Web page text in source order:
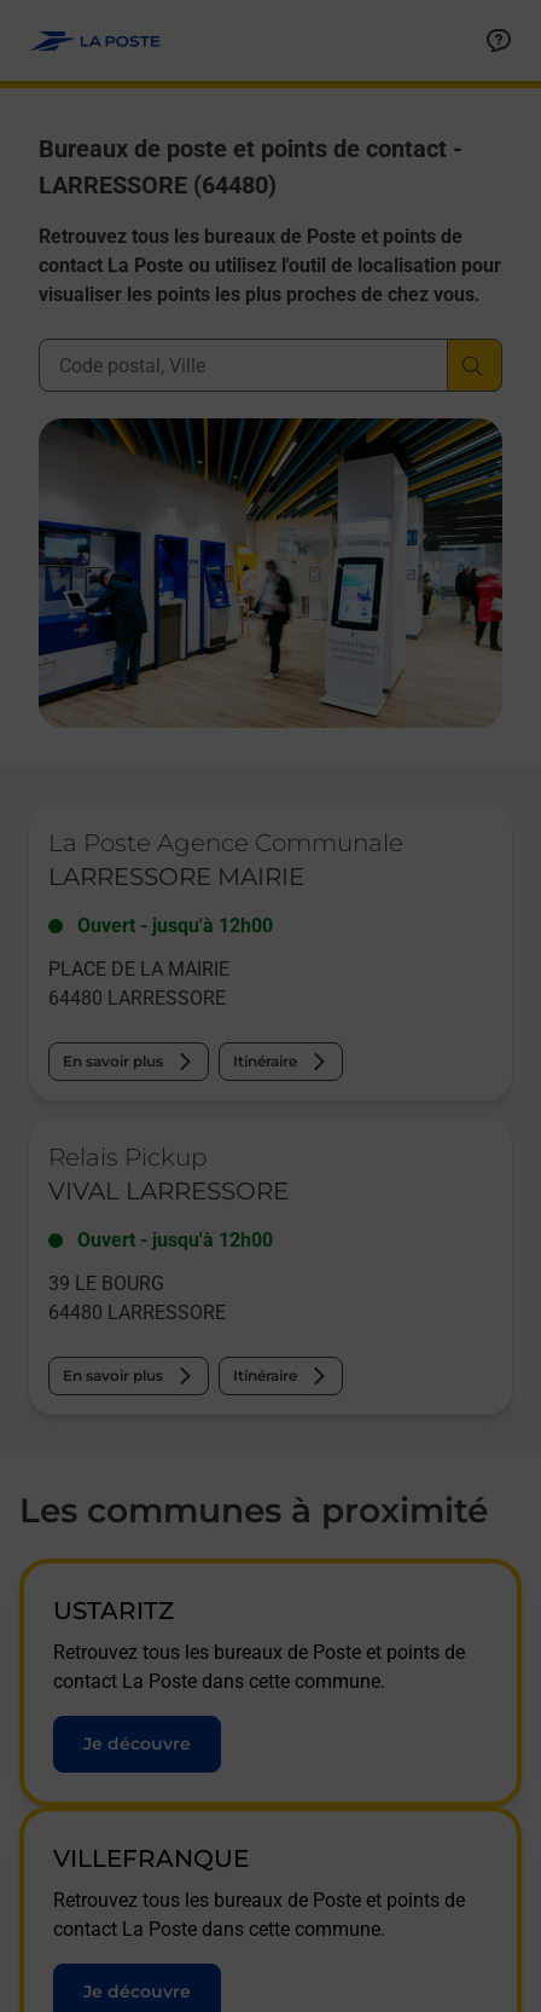
Bureaux de poste et points de contact -
LARRESSORE (64480)
Retrouvez tous les bureaux de Poste et points de
contact La Poste ou utilisez l'outil de localisation pour
visualiser les points les plus proches de chez vous.
Ville, Département, Code Postal
La Poste Agence Communale
LARRESSORE MAIRIE
Ouvert - jusqu'à 12h00
PLACE DE LA MAIRIE
64480 LARRESSORE
En savoir plus Itinéraire
Relais Pickup
VIVAL LARRESSORE
Ouvert - jusqu'à 12h00
39 LE BOURG
64480 LARRESSORE
En savoir plus Itinéraire
Les communes à proximité
USTARITZ
Retrouvez tous les bureaux de Poste et points de
contact La Poste dans cette commune.
Je découvre
VILLEFRANQUE
Retrouvez tous les bureaux de Poste et points de
contact La Poste dans cette commune.
Je découvre